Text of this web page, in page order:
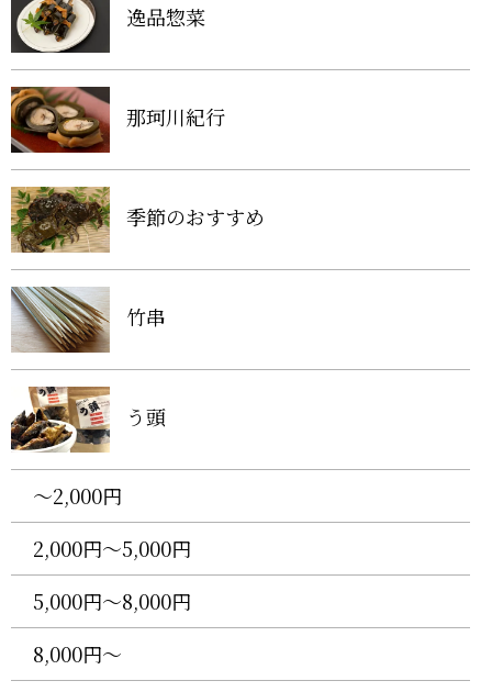
逸品惣菜
那珂川紀行
季節のおすすめ
竹串
う頭
〜2,000円
2,000円〜5,000円
5,000円〜8,000円
8,000円〜